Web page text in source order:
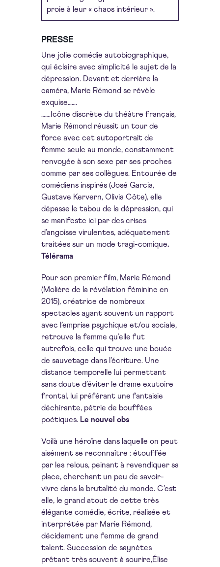
proie à leur « chaos intérieur ».
PRESSE
Une jolie comédie autobiographique,
qui éclaire avec simplicité le sujet de la
dépression. Devant et derrière la
caméra, Marie Rémond se révèle
exquise…….
…….Icône discrète du théâtre français,
Marie Rémond réussit un tour de
force avec cet autoportrait de
femme seule au monde, constamment
renvoyée à son sexe par ses proches
comme par ses collègues. Entourée de
comédiens inspirés (José Garcia,
Gustave Kervern, Olivia Côte), elle
dépasse le tabou de la dépression, qui
se manifeste ici par des crises
d’angoisse virulentes, adéquatement
traitées sur un mode tragi-comique.
Télérama
Pour son premier film, Marie Rémond
(Molière de la révélation féminine en
2015), créatrice de nombreux
spectacles ayant souvent un rapport
avec l’emprise psychique et/ou sociale,
retrouve la femme qu’elle fut
autrefois, celle qui trouve une bouée
de sauvetage dans l’écriture. Une
distance temporelle lui permettant
sans doute d’éviter le drame exutoire
frontal, lui préférant une fantaisie
déchirante, pétrie de bouffées
poétiques. Le nouvel obs
Voilà une héroïne dans laquelle on peut
aisément se reconnaître : étouffée
par les relous, peinant à revendiquer sa
place, cherchant un peu de savoir-
vivre dans la brutalité du monde. C’est
elle, le grand atout de cette très
élégante comédie, écrite, réalisée et
interprétée par Marie Rémond,
décidement une femme de grand
talent. Succession de saynètes
prêtant très souvent à sourire,Élise